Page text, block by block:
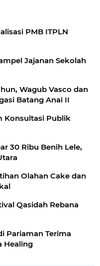
PMB ITPLN
Jajanan Sekolah
Wagub Vasco dan
Batang Anai II
Konsultasi Publik
30 Ribu Benih Lele,
Olahan Cake dan
Qasidah Rebana
Pariaman Terima
Healing